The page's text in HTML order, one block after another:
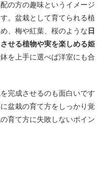
の方の趣味というイメージ
。盆栽として育てられる植
、梅や紅葉、桜のような 日
せる植物や実を楽しめる姫
を上手に選べば洋室にも合
完成させるのも面白いです
盆栽の育て方をしっかり覚
育て方に失敗しないポイン